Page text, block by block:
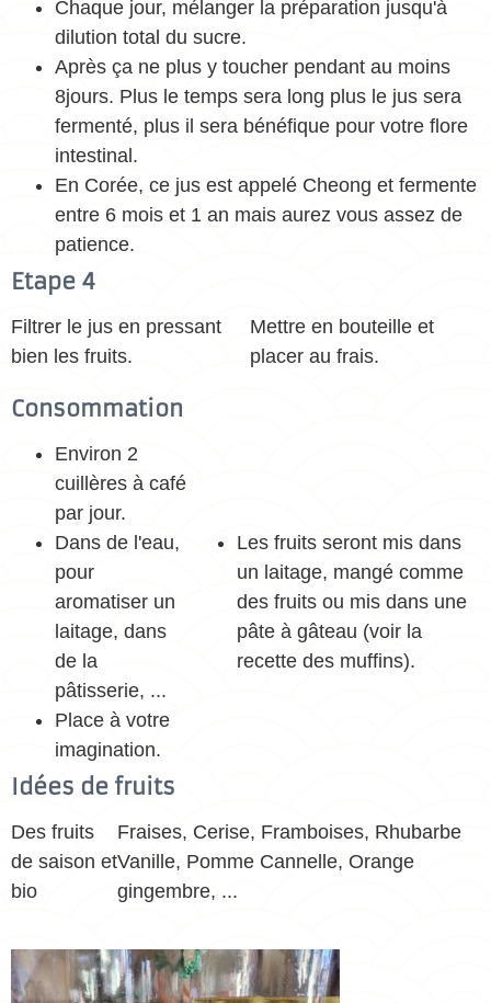
Chaque jour, mélanger la préparation jusqu'à
dilution total du sucre.
Après ça ne plus y toucher pendant au moins
8jours. Plus le temps sera long plus le jus sera
fermenté, plus il sera bénéfique pour votre flore
intestinal.
En Corée, ce jus est appelé Cheong et fermente
entre 6 mois et 1 an mais aurez vous assez de
patience.
Etape 4
Filtrer le jus en pressant
bien les fruits.
Mettre en bouteille et
placer au frais.
Consommation
Environ 2
cuillères à café
par jour.
Dans de l'eau,
pour
aromatiser un
laitage, dans
de la
pâtisserie, ...
Place à votre
imagination.
Les fruits seront mis dans
un laitage, mangé comme
des fruits ou mis dans une
pâte à gâteau (voir la
recette des muffins).
Idées de fruits
Des fruits
de saison et
bio
Fraises, Cerise, Framboises, Rhubarbe
Vanille, Pomme Cannelle, Orange
gingembre, ...